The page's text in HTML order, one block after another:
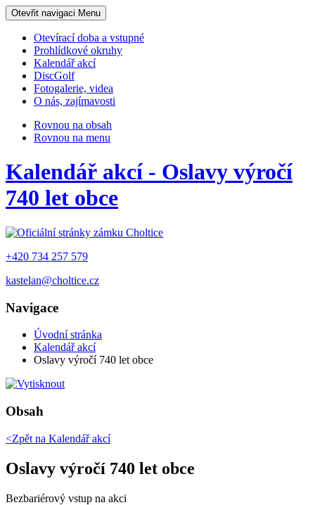
Otevřit navigaci Menu
Otevírací doba a vstupné
Prohlídkové okruhy
Kalendář akcí
DiscGolf
Fotogalerie, videa
O nás, zajímavosti
Rovnou na obsah
Rovnou na menu
Kalendář akcí - Oslavy výročí
740 let obce
+420 734 257 579
kastelan@choltice.cz
Navigace
Úvodní stránka
Kalendář akcí
Oslavy výročí 740 let obce
Obsah
<Zpět na Kalendář akcí
Oslavy výročí 740 let obce
Bezbariérový vstup na akci